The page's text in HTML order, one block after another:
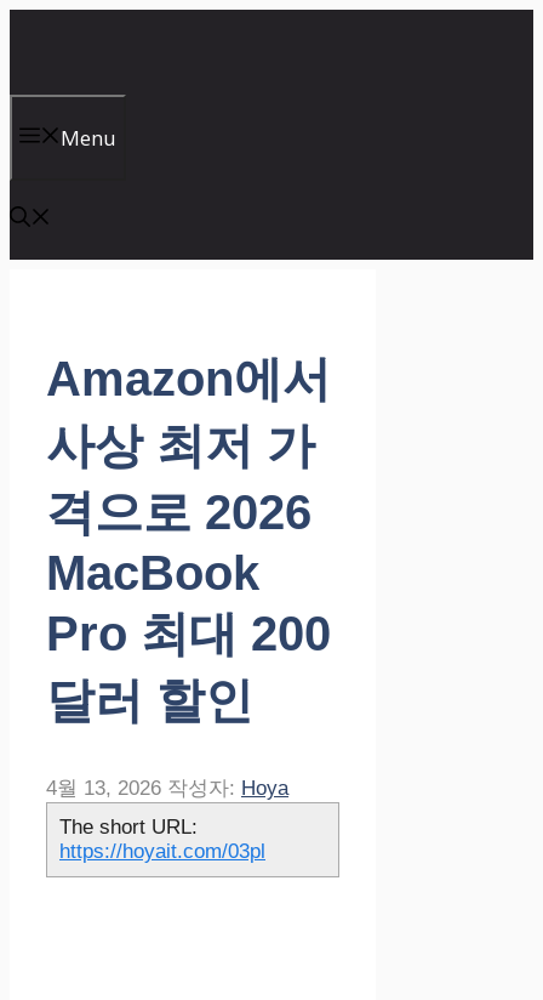
건
기
Menu
Amazon에서
사상 최저 가
격으로 2026
MacBook
Pro 최대 200
달러 할인
4월 13, 2026 작성자: Hoya
The short URL:
https://hoyait.com/03pl